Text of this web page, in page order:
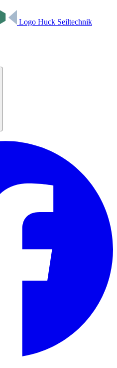
Logo Huck Seiltechnik